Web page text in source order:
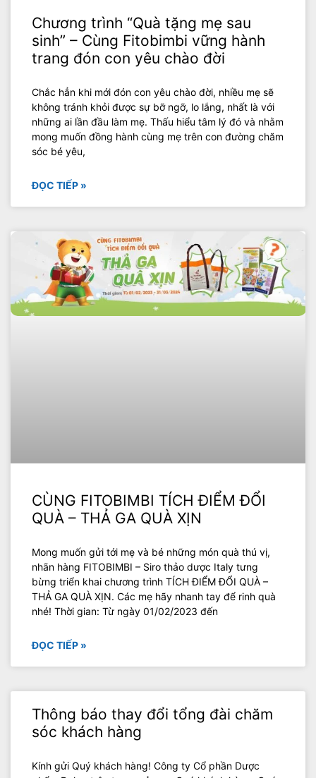
Chương trình “Quà tặng mẹ sau
sinh” – Cùng Fitobimbi vững hành
trang đón con yêu chào đời
Chắc hẳn khi mới đón con yêu chào đời, nhiều mẹ sẽ
không tránh khỏi được sự bỡ ngỡ, lo lắng, nhất là với
những ai lần đầu làm mẹ. Thấu hiểu tâm lý đó và nhằm
mong muốn đồng hành cùng mẹ trên con đường chăm
sóc bé yêu,
ĐỌC TIẾP »
CÙNG FITOBIMBI TÍCH ĐIỂM ĐỔI
QUÀ – THẢ GA QUÀ XỊN
Mong muốn gửi tới mẹ và bé những món quà thú vị,
nhãn hàng FITOBIMBI – Siro thảo dược Italy tưng
bừng triển khai chương trình TÍCH ĐIỂM ĐỔI QUÀ –
THẢ GA QUÀ XỊN. Các mẹ hãy nhanh tay để rinh quà
nhé! Thời gian: Từ ngày 01/02/2023 đến
ĐỌC TIẾP »
Thông báo thay đổi tổng đài chăm
sóc khách hàng
Kính gửi Quý khách hàng! Công ty Cổ phần Dược